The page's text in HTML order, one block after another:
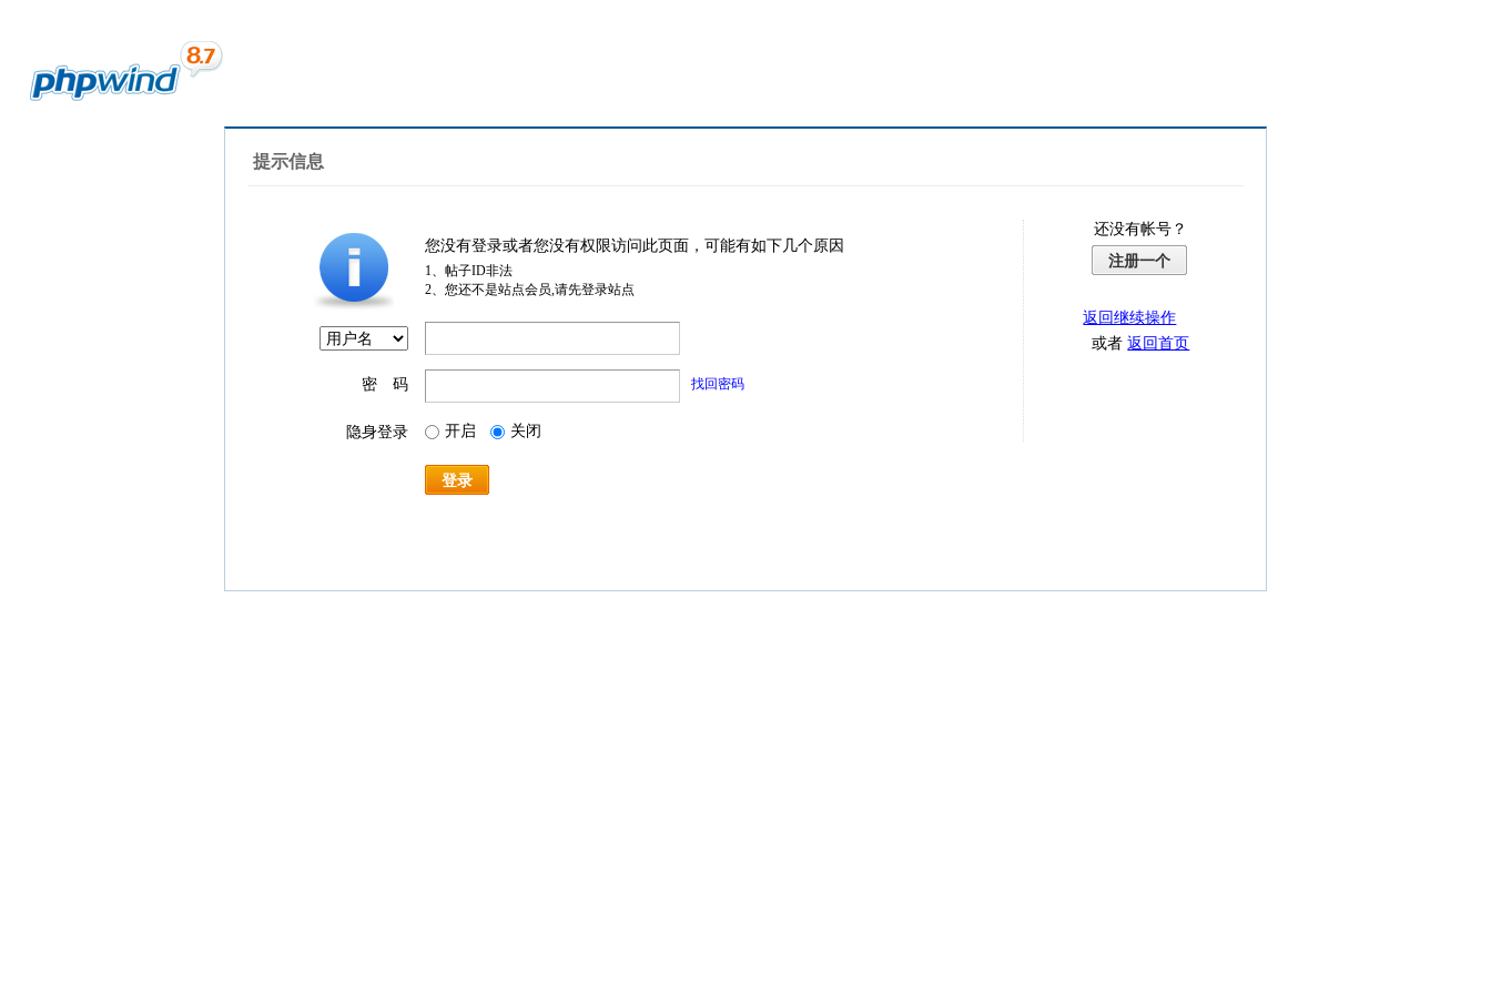
提示信息
您没有登录或者您没有权限访问此页面，可能有如下几个原因
1、帖子ID非法
2、您还不是站点会员,请先登录站点
密 码 找回密码
隐身登录 开启 关闭
登录
还没有帐号？
注册一个
返回继续操作
或者返回首页